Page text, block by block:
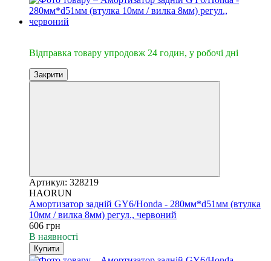
Відправка товару упродовж 24 годин, у робочі дні
Закрити
Артикул: 328219
HAORUN
Амортизатор задній GY6/Honda - 280мм*d51мм (втулка
10мм / вилка 8мм) регул., червоний
606 грн
В наявності
Купити